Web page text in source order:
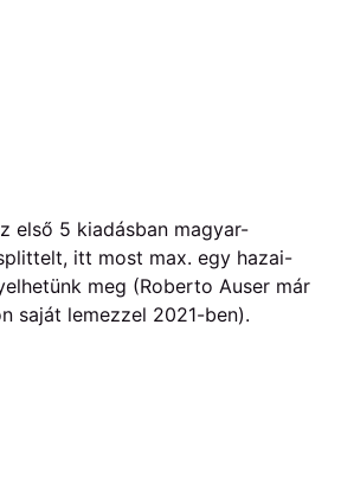
első 5 kiadásban magyar-
itt most max. egy hazai-
meg (Roberto Auser már
saját lemezzel 2021-ben).